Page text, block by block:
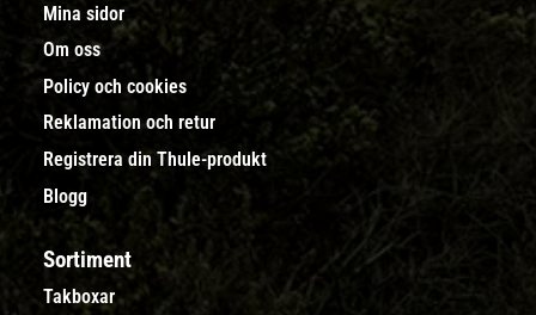
Mina sidor
Om oss
Policy och cookies
Reklamation och retur
Registrera din Thule-produkt
Blogg
Sortiment
Takboxar